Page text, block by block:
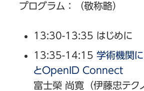
プログラム：（敬称略）
13:30-13:35 はじめに
13:35-14:15 学術機関
とOpenID Connect
富士榮 尚寛（伊藤忠テク